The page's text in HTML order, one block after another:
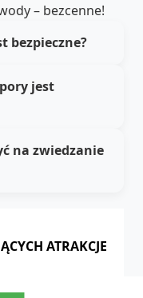
– bezcenne!
bezpieczne?
jest
na zwiedzanie
ATRAKCJE